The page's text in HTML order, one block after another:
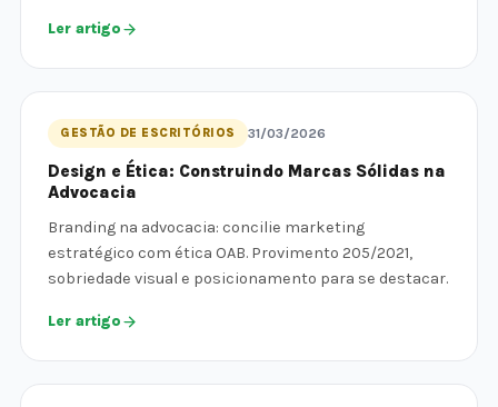
Ler artigo
GESTÃO DE ESCRITÓRIOS 31/03/2026
Design e Ética: Construindo Marcas Sólidas na
Advocacia
Branding na advocacia: concilie marketing
estratégico com ética OAB. Provimento 205/2021,
sobriedade visual e posicionamento para se destacar.
Ler artigo